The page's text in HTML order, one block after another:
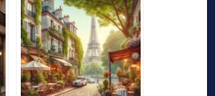
butter in Paris